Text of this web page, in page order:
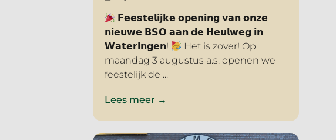
𝗙𝗲𝗲𝘀𝘁𝗲𝗹𝗶𝗷𝗸𝗲 𝗼𝗽𝗲𝗻𝗶𝗻𝗴 𝘃𝗮𝗻 𝗼𝗻𝘇𝗲
𝗻𝗶𝗲𝘂𝘄𝗲 𝗕𝗦𝗢 𝗮𝗮𝗻 𝗱𝗲 𝗛𝗲𝘂𝗹𝘄𝗲𝗴 𝗶𝗻
𝗪𝗮𝘁𝗲𝗿𝗶𝗻𝗴𝗲𝗻!
Het is zover! Op
maandag 3 augustus a.s. openen we
feestelijk de ...
Lees meer →